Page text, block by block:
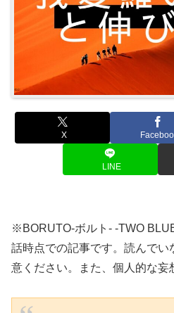
X
LINE
※BORUTO-ボルト- -TWO
話時点での記事です。読んでい
意ください。また、個人的な妄